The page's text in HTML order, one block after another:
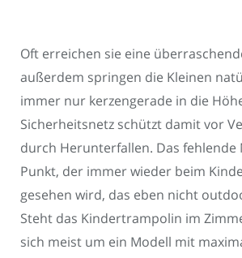
Oft erreichen sie eine
außerdem springen die Kleinen
immer nur kerzengerade in die
Sicherheitsnetz schützt damit vor
durch Herunterfallen. Das fehlende
Punkt, der immer wieder beim
gesehen wird, das eben nicht
Steht das Kindertrampolin im
sich meist um ein Modell mit